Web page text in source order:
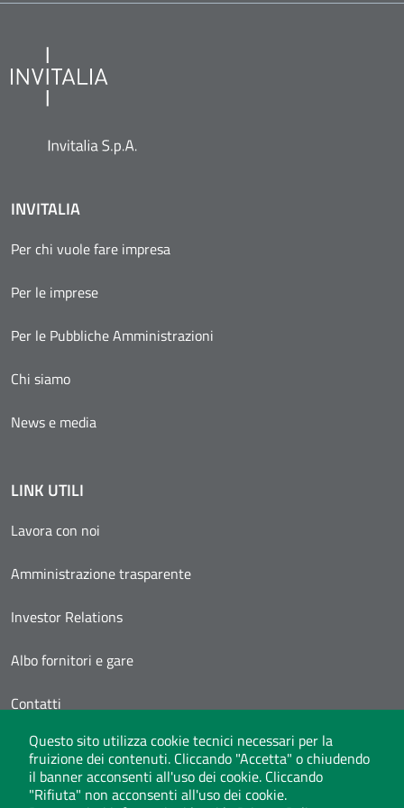
Questo sito utilizza cookie tecnici necessari per la
fruizione dei contenuti. Cliccando "Accetta" o chiudendo
il banner acconsenti all'uso dei cookie. Cliccando
"Rifiuta" non acconsenti all'uso dei cookie.
INVITALIA
Per chi vuole fare impresa
Per le imprese
Per le Pubbliche Amministrazioni
Chi siamo
News e media
LINK UTILI
Lavora con noi
Amministrazione trasparente
Investor Relations
Albo fornitori e gare
Contatti
Area Personale